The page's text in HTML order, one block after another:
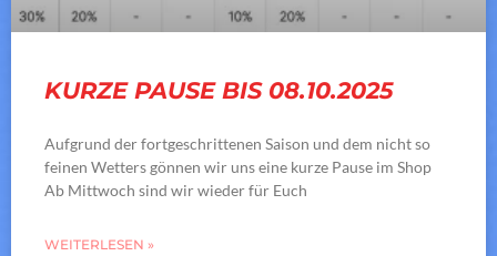
KURZE PAUSE BIS 08.10.2025
Aufgrund der fortgeschrittenen Saison und dem nicht so
feinen Wetters gönnen wir uns eine kurze Pause im Shop
Ab Mittwoch sind wir wieder für Euch
WEITERLESEN »